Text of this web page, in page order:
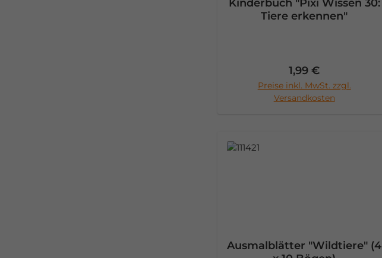
Kinderbuch "Pixi Wissen 30:
Tiere erkennen"
Regulärer Preis:
1,99 €
Preise inkl. MwSt. zzgl.
Versandkosten
In den Warenkorb
Ausmalblätter "Wildtiere" (4